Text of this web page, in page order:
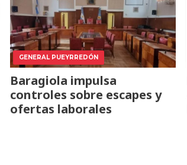
GENERAL PUEYRREDÓN
Baragiola impulsa
controles sobre escapes y
ofertas laborales